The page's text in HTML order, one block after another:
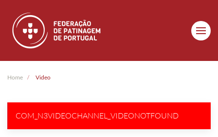
Skip to main content
Home Video
COM_N3VIDEOCHANNEL_VIDEONOTFOUND